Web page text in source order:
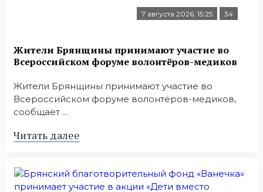
7 августа 2026, 15:25 34
Жители Брянщины принимают участие во
Всероссийском форуме волонтёров-медиков
Жители Брянщины принимают участие во
Всероссийском форуме волонтёров-медиков,
сообщает ...
Читать далее